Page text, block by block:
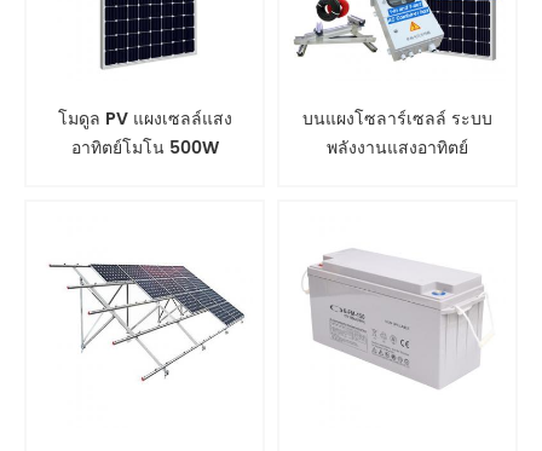
โมดูล PV แผงเซลล์แสง
อาทิตย์โมโน 500W
บนแผงโซลาร์เซลล์ ระบบ
พลังงานแสงอาทิตย์